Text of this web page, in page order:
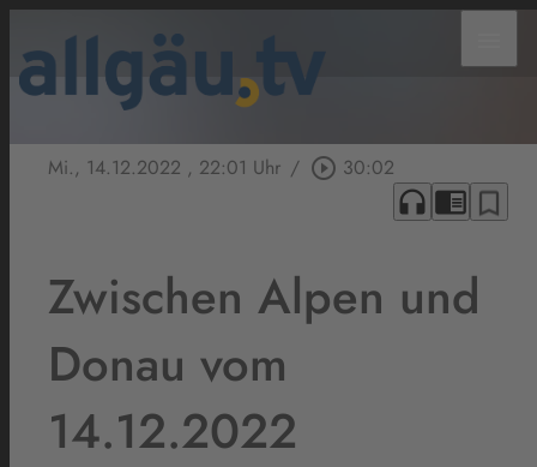
Mi., 14.12.2022 , 22:01 Uhr / play_circle_outline 30:02
headphones chrome_reader_mode bookmark_border
Zwischen Alpen und
Donau vom
14.12.2022